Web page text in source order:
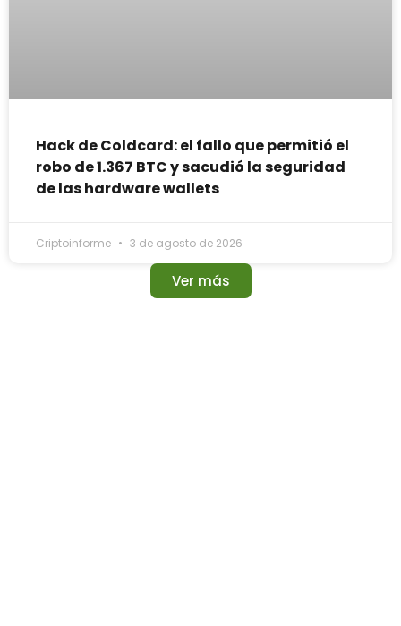
Hack de Coldcard: el fallo que permitió el
robo de 1.367 BTC y sacudió la seguridad
de las hardware wallets
Criptoinforme 3 de agosto de 2026
Ver más